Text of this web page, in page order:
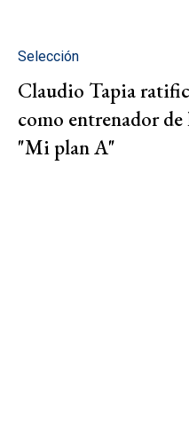
Selección
Claudio Tapia
como entrenador
"Mi plan A"